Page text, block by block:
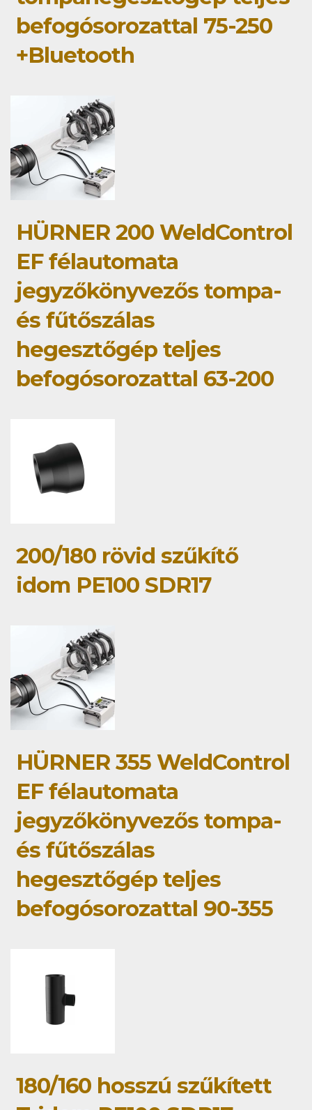
befogósorozattal 75-250
+Bluetooth
HÜRNER 200 WeldControl
EF félautomata
jegyzőkönyvezős tompa-
és fűtőszálas
hegesztőgép teljes
befogósorozattal 63-200
200/180 rövid szűkítő
idom PE100 SDR17
HÜRNER 355 WeldControl
EF félautomata
jegyzőkönyvezős tompa-
és fűtőszálas
hegesztőgép teljes
befogósorozattal 90-355
180/160 hosszú szűkített